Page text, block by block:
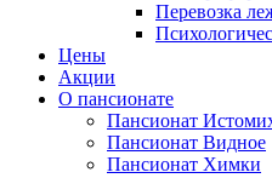
Перевозка
Цены
Акции
О пансионате
Пансионат
Пансионат Видное
Пансионат Химки